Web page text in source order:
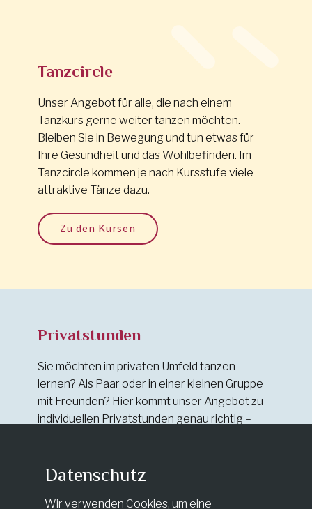
Tanzcircle
Unser Angebot für alle, die nach einem
Tanzkurs gerne weiter tanzen möchten.
Bleiben Sie in Bewegung und tun etwas für
Ihre Gesundheit und das Wohlbefinden. Im
Tanzcircle kommen je nach Kursstufe viele
attraktive Tänze dazu.
Zu den Kursen
Privatstunden
Sie möchten im privaten Umfeld tanzen
lernen? Als Paar oder in einer kleinen Gruppe
mit Freunden? Hier kommt unser Angebot zu
individuellen Privatstunden genau richtig –
oder rufen uns gerne an.
Datenschutz
Wir verwenden Cookies, um eine